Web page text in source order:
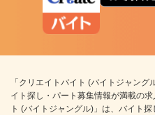
「クリエイトバイト (バイトジャン
イト探し・パート募集情報が満載の
ト (バイトジャングル)」は、バイト